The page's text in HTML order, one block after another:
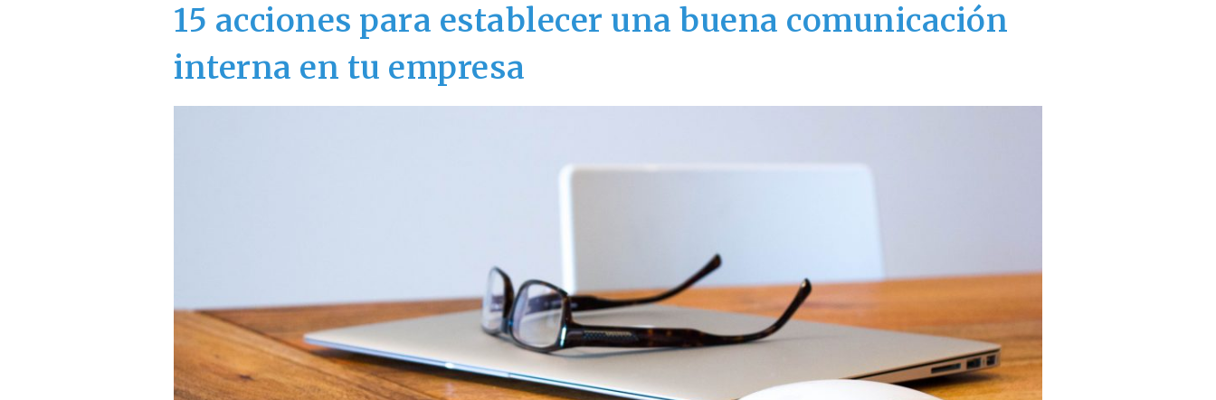
15 acciones para establecer una buena comunicación
interna en tu empresa